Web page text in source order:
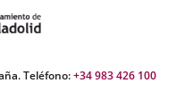
Teléfono:+34 983 426 100